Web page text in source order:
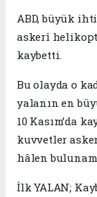
ABD, büyük
askerî
kaybetti.
Bu olayda o
yalanın en
10 Kasım’da
kuvvetler
hâlen
İlk YALAN;